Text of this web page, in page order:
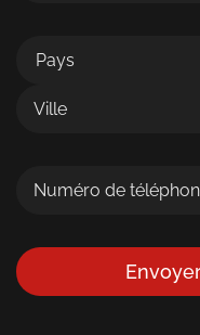
Pays